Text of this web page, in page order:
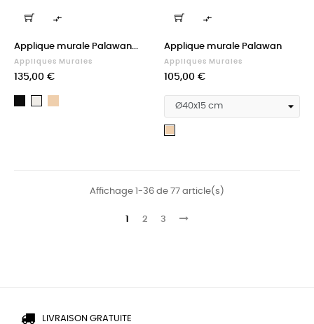

Applique murale Palawan...
Appliques Murales
Prix
135,00 €

Applique murale Palawan
Appliques Murales
Prix
105,00 €
Affichage 1-36 de 77 article(s)
1 2 3
LIVRAISON GRATUITE